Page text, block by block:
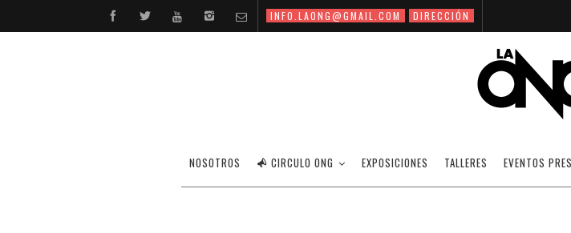
INFO.LAONG@GMAIL.COM DIRECCIÓN
NOSOTROS CIRCULO ONG EXPOSICIONES TALLERES EVENTOS